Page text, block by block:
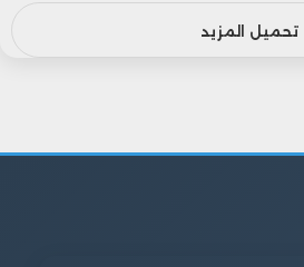
تحميل المزيد